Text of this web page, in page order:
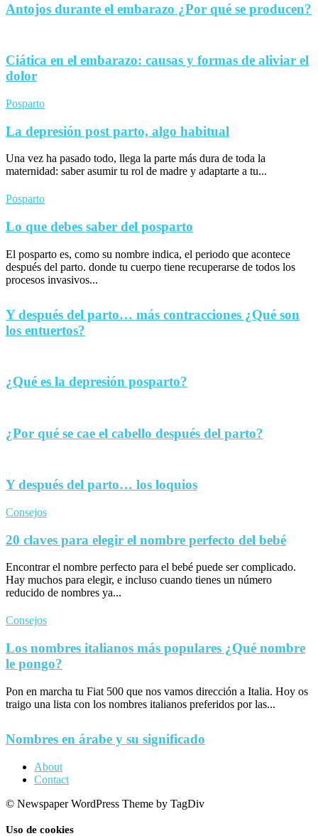
Antojos durante el embarazo ¿Por qué se producen?
Ciática en el embarazo: causas y formas de aliviar el
dolor
Posparto
La depresión post parto, algo habitual
Una vez ha pasado todo, llega la parte más dura de toda la
maternidad: saber asumir tu rol de madre y adaptarte a tu...
Posparto
Lo que debes saber del posparto
El posparto es, como su nombre indica, el periodo que acontece
después del parto. donde tu cuerpo tiene recuperarse de todos los
procesos invasivos...
Y después del parto… más contracciones ¿Qué son
los entuertos?
¿Qué es la depresión posparto?
¿Por qué se cae el cabello después del parto?
Y después del parto… los loquios
Consejos
20 claves para elegir el nombre perfecto del bebé
Encontrar el nombre perfecto para el bebé puede ser complicado.
Hay muchos para elegir, e incluso cuando tienes un número
reducido de nombres ya...
Consejos
Los nombres italianos más populares ¿Qué nombre
le pongo?
Pon en marcha tu Fiat 500 que nos vamos dirección a Italia. Hoy os
traigo una lista con los nombres italianos preferidos por las...
Nombres en árabe y su significado
About
Contact
© Newspaper WordPress Theme by TagDiv
Uso de cookies